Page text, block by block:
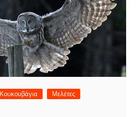
Κουκουβάγια
Μελέτες